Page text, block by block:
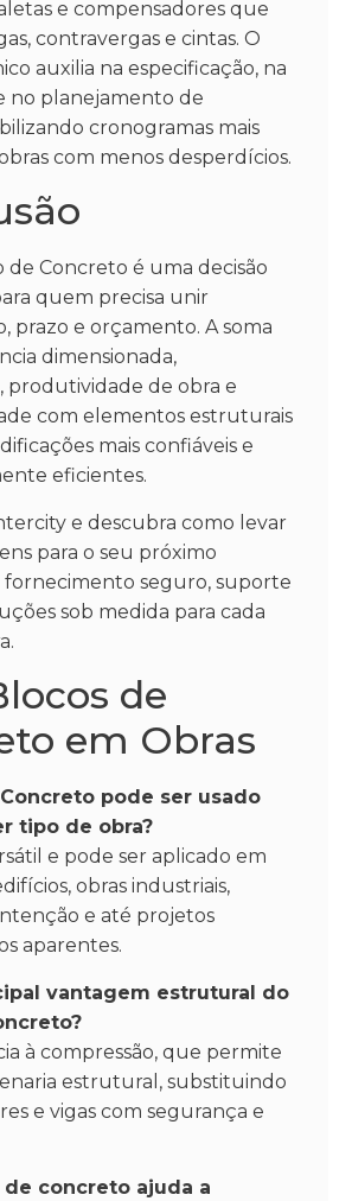
e compensadores que
contravergas e cintas. O
auxilia na especificação, na
no planejamento de
cronogramas mais
com menos desperdícios.
de Concreto é uma decisão
quem precisa unir
prazo e orçamento. A soma
dimensionada,
produtividade de obra e
com elementos estruturais
mais confiáveis e
eficientes.
e descubra como levar
para o seu próximo
fornecimento seguro, suporte
sob medida para cada
de
em Obras
pode ser usado
tipo de obra?
e pode ser aplicado em
obras industriais,
e até projetos
aparentes.
vantagem estrutural do
à compressão, que permite
estrutural, substituindo
e vigas com segurança e
de concreto ajuda a